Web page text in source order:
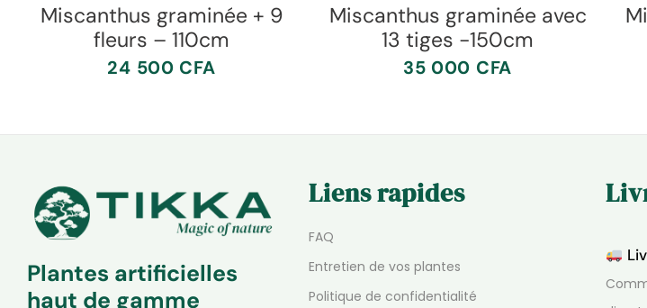
Miscanthus graminée + 9
fleurs – 110cm
24 500 CFA
Miscanthus graminée avec
13 tiges -150cm
35 000 CFA
Plantes artificielles
haut de gamme
Liens rapides
FAQ
Entretien de vos plantes
Politique de confidentialité